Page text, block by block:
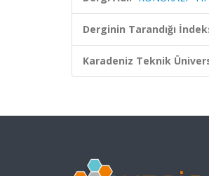
Derginin Tarandığı
Karadeniz Teknik